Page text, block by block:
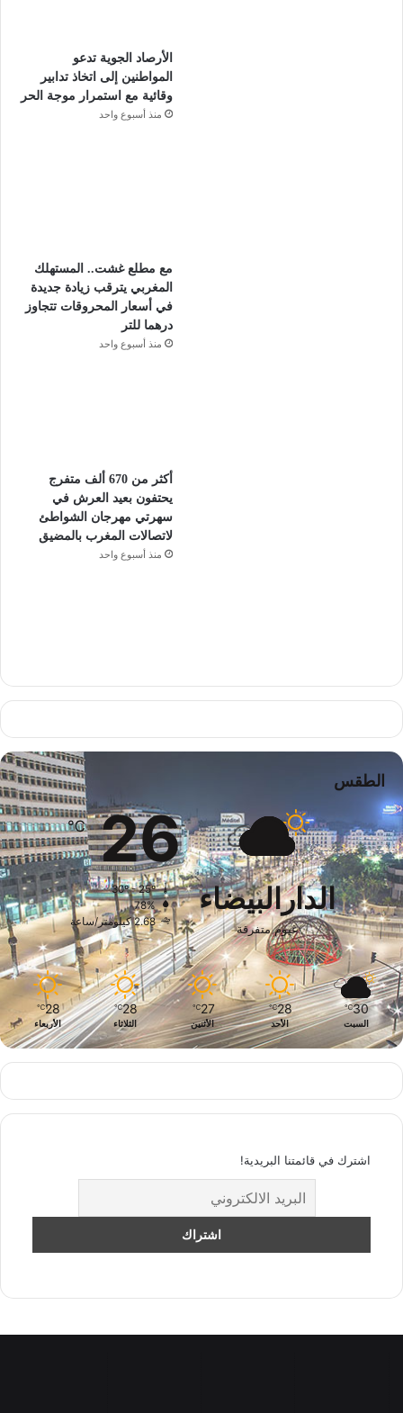
الأرصاد الجوية تدعو
المواطنين إلى اتخاذ تدابير
وقائية مع استمرار موجة الحر
منذ أسبوع واحد
مع مطلع غشت.. المستهلك
المغربي يترقب زيادة جديدة
في أسعار المحروقات تتجاوز
درهما للتر
منذ أسبوع واحد
أكثر من 670 ألف متفرج
يحتفون بعيد العرش في
سهرتي مهرجان الشواطئ
لاتصالات المغرب بالمضيق
منذ أسبوع واحد
الطقس
الدارالبيضاء
غيوم متفرقة
26
℃
30º - 25º
78%
2.68 كيلومتر/ساعة
30
℃
السبت
28
℃
الأحد
27
℃
الأثنين
28
℃
الثلاثاء
28
℃
الأربعاء
اشترك في قائمتنا البريدية!